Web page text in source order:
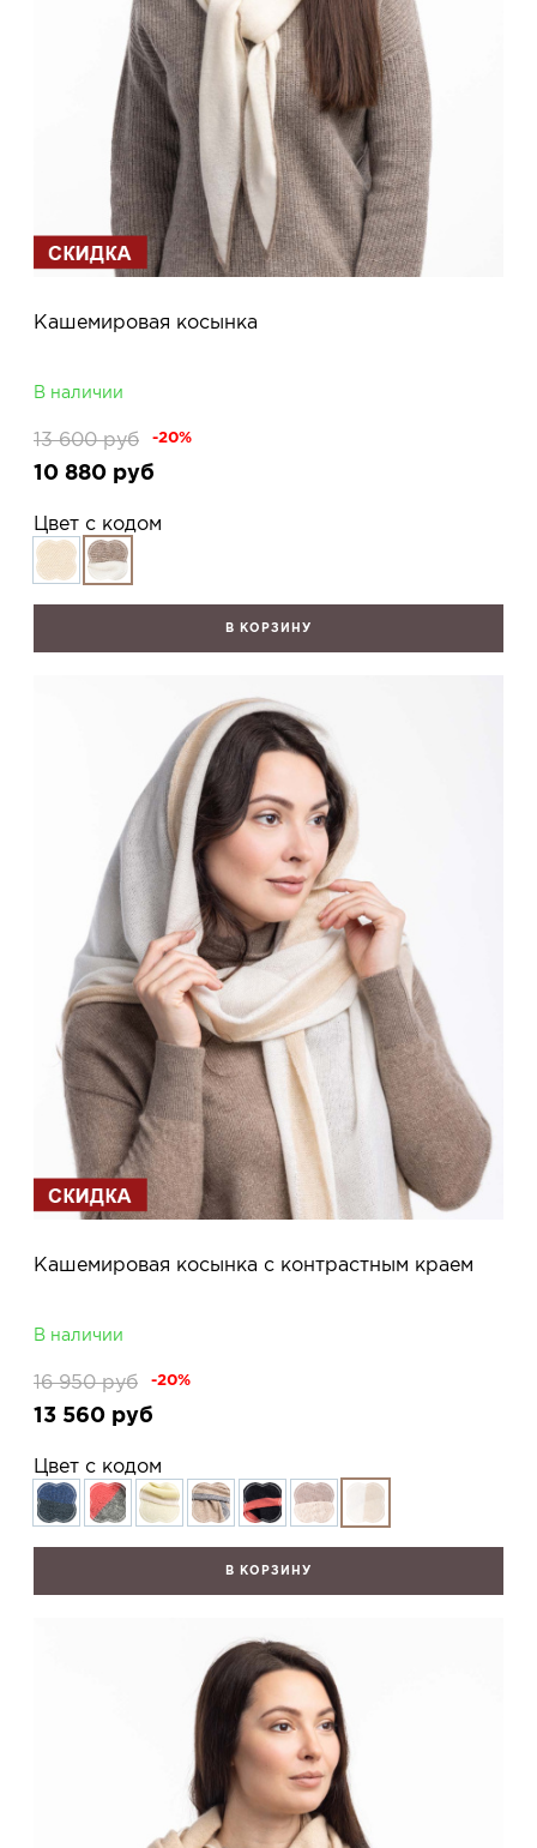
Кашемировая косынка
В наличии
13 600 руб -20%
10 880 руб
Цвет с кодом
В КОРЗИНУ
Кашемировая косынка с контрастным краем
В наличии
16 950 руб -20%
13 560 руб
Цвет с кодом
В КОРЗИНУ